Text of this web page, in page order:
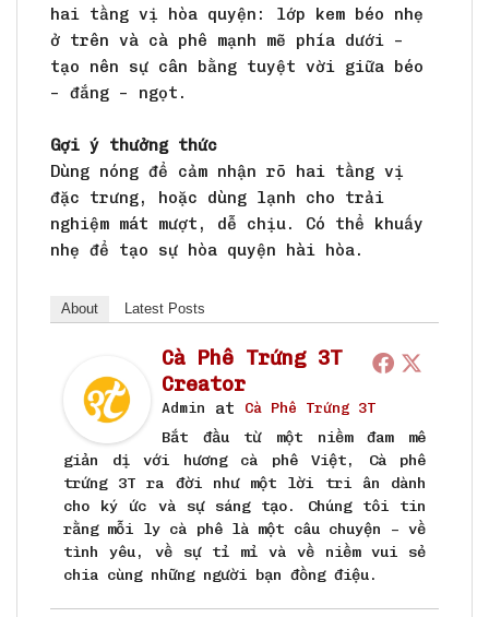
hai tầng vị hòa quyện: lớp kem béo nhẹ
ở trên và cà phê mạnh mẽ phía dưới –
tạo nên sự cân bằng tuyệt vời giữa béo
– đắng – ngọt.
Gợi ý thưởng thức
Dùng nóng để cảm nhận rõ hai tầng vị
đặc trưng, hoặc dùng lạnh cho trải
nghiệm mát mượt, dễ chịu. Có thể khuấy
nhẹ để tạo sự hòa quyện hài hòa.
About Latest Posts
Cà Phê Trứng 3T
Creator
Admin at Cà Phê Trứng 3T
Bắt đầu từ một niềm đam mê
giản dị với hương cà phê Việt, Cà phê
trứng 3T ra đời như một lời tri ân dành
cho ký ức và sự sáng tạo. Chúng tôi tin
rằng mỗi ly cà phê là một câu chuyện – về
tình yêu, về sự tỉ mỉ và về niềm vui sẻ
chia cùng những người bạn đồng điệu.